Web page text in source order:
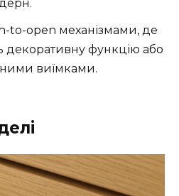
to-open механізмами, де
декоративну функцію або
виїмками.